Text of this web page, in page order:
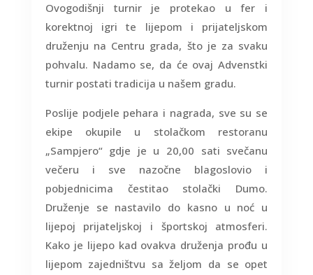
Ovogodišnji turnir je protekao u fer i
korektnoj igri te lijepom i prijateljskom
druženju na Centru grada, što je za svaku
pohvalu. Nadamo se, da će ovaj Advenstki
turnir postati tradicija u našem gradu.
Poslije podjele pehara i nagrada, sve su se
ekipe okupile u stolačkom restoranu
„Sampjero“ gdje je u 20,00 sati svečanu
večeru i sve nazočne blagoslovio i
pobjednicima čestitao stolački Dumo.
Druženje se nastavilo do kasno u noć u
lijepoj prijateljskoj i športskoj atmosferi.
Kako je lijepo kad ovakva druženja prođu u
lijepom zajedništvu sa željom da se opet